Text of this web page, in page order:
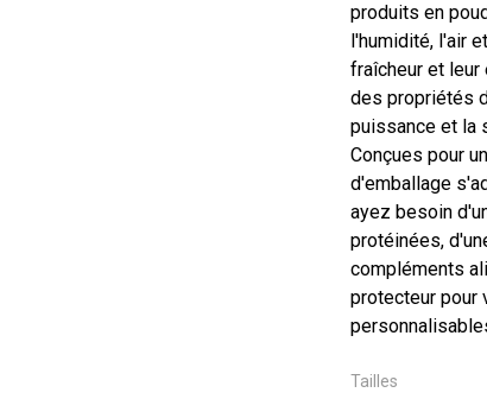
produits en
l'humidité, l'air
fraîcheur et
des propriétés
puissance et la
Conçues pour
d'emballage
ayez besoin
protéinées,
compléments
protecteur pour
Tailles